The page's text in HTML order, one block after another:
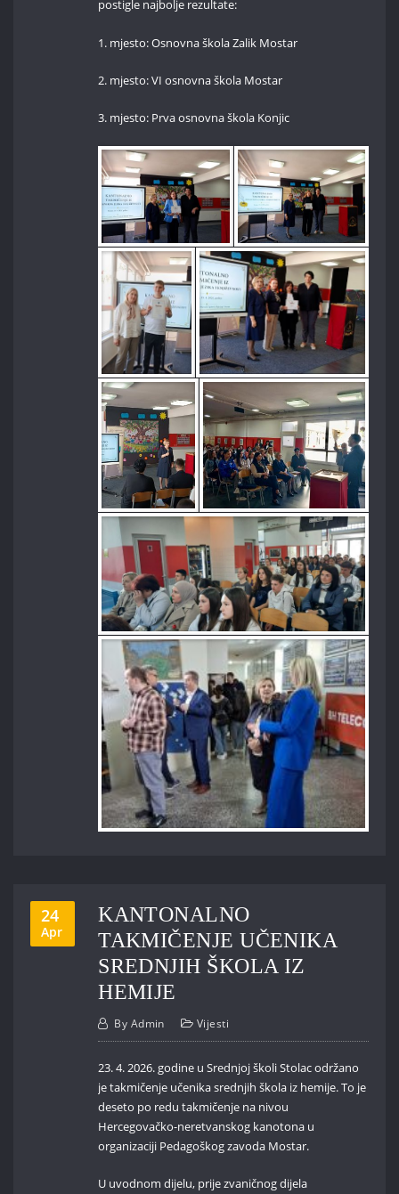
postigle najbolje rezultate:
1. mjesto: Osnovna škola Zalik Mostar
2. mjesto: VI osnovna škola Mostar
3. mjesto: Prva osnovna škola Konjic
24
Apr
KANTONALNO
TAKMIČENJE UČENIKA
SREDNJIH ŠKOLA IZ
HEMIJE
By Admin Vijesti
23. 4. 2026. godine u Srednjoj školi Stolac održano
je takmičenje učenika srednjih škola iz hemije. To je
deseto po redu takmičenje na nivou
Hercegovačko-neretvanskog kanotona u
organizaciji Pedagoškog zavoda Mostar.
U uvodnom dijelu, prije zvaničnog dijela